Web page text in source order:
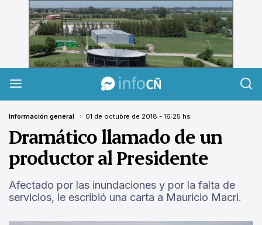
InfoCañuelas
Información general 01 de octubre de 2018 - 16:25 hs
Dramático llamado de un
productor al Presidente
Afectado por las inundaciones y por la falta de
servicios, le escribió una carta a Mauricio Macri.